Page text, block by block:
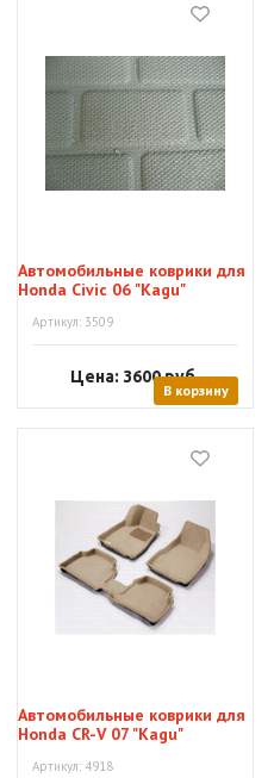
Автомобильные коврики для
Honda Civic 06 "Kagu"
Артикул: 3509
Цена: 3600руб.
В корзину
Автомобильные коврики для
Honda CR-V 07 "Kagu"
Артикул: 4918